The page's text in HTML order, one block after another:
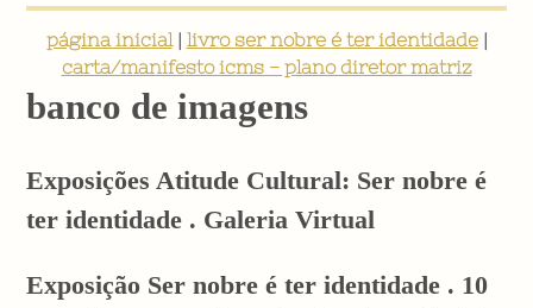
página inicial| livro ser nobre é ter identidade|
carta/manifesto icms - plano diretor matriz
banco de imagens
Exposições Atitude Cultural: Ser nobre é
ter identidade . Galeria Virtual
Exposição Ser nobre é ter identidade . 10